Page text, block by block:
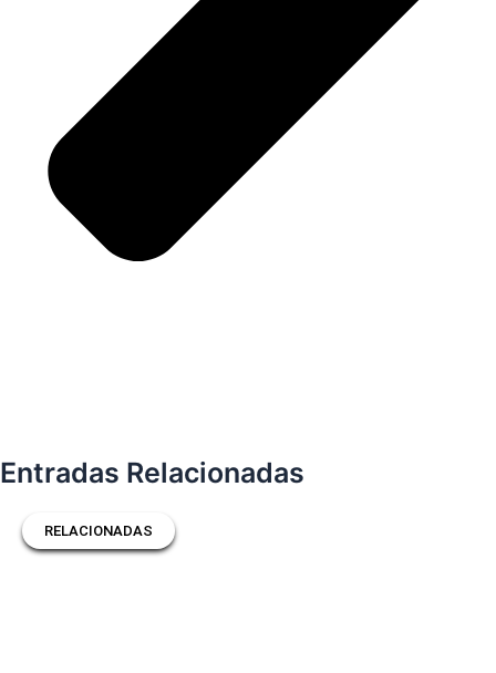
Entradas Relacionadas
RELACIONADAS